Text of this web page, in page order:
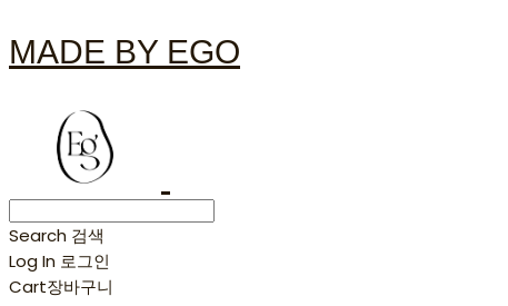
MADE BY EGO
Search 검색
Log In 로그인
Cart장바구니